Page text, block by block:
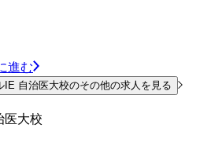
進む
IE 自治医大校のその他の求人を見る
医大校